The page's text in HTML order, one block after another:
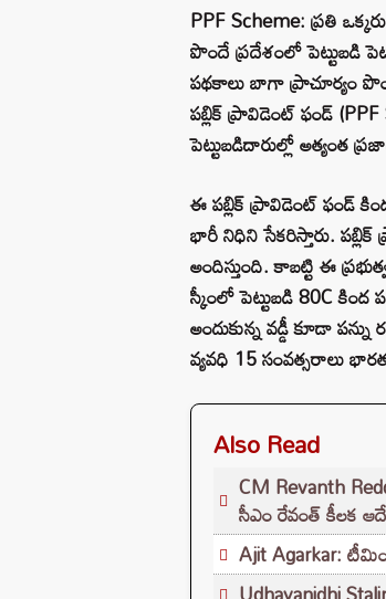
PPF Scheme: ప్రతి
పొందే ప్రదేశంలో పెట్టుబడి
పథకాలు బాగా ప్రాచూర్యం
పబ్లిక్ ప్రావిడెంట్ ఫండ్
పెట్టుబడిదారుల్లో అత్యంత
ఈ పబ్లిక్ ప్రావిడెంట్ ఫండ్
భారీ నిధిని సేకరిస్తారు. పబ్లిక్
అందిస్తుంది. కాబట్టి ఈ
స్కీంలో పెట్టుబడి 80C కింద
అందుకున్న వడ్డీ కూడా
వ్యవధి 15 సంవత్సరాలు
Also Read
CM Revanth
సీఎం రేవంత్ కీలక
Ajit Agarkar: